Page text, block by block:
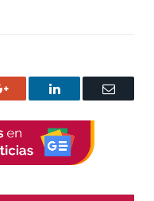
Google+ LinkedIn
Correo